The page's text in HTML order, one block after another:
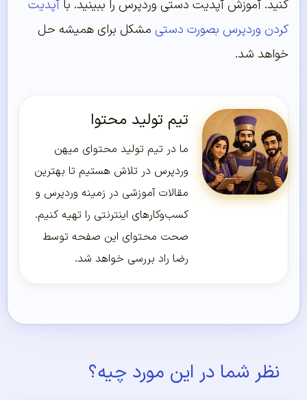
کنید. آموزش آپدیت دستی وردپرس را ببینید. با آپدیت
کردن وردپرس بصورت دستی مشکل برای همیشه حل
خواهد شد.
تیم تولید محتوا
ما در تیم تولید محتوای میهن
وردپرس در تلاش هستیم تا بهترین
مقالات آموزشی در زمینه وردپرس و
کسب‌و‌کارهای اینترنتی را تهیه کنیم.
صحت محتوای این صفحه توسط
رضا راد بررسی خواهد شد.
نظر شما در این مورد چیه؟